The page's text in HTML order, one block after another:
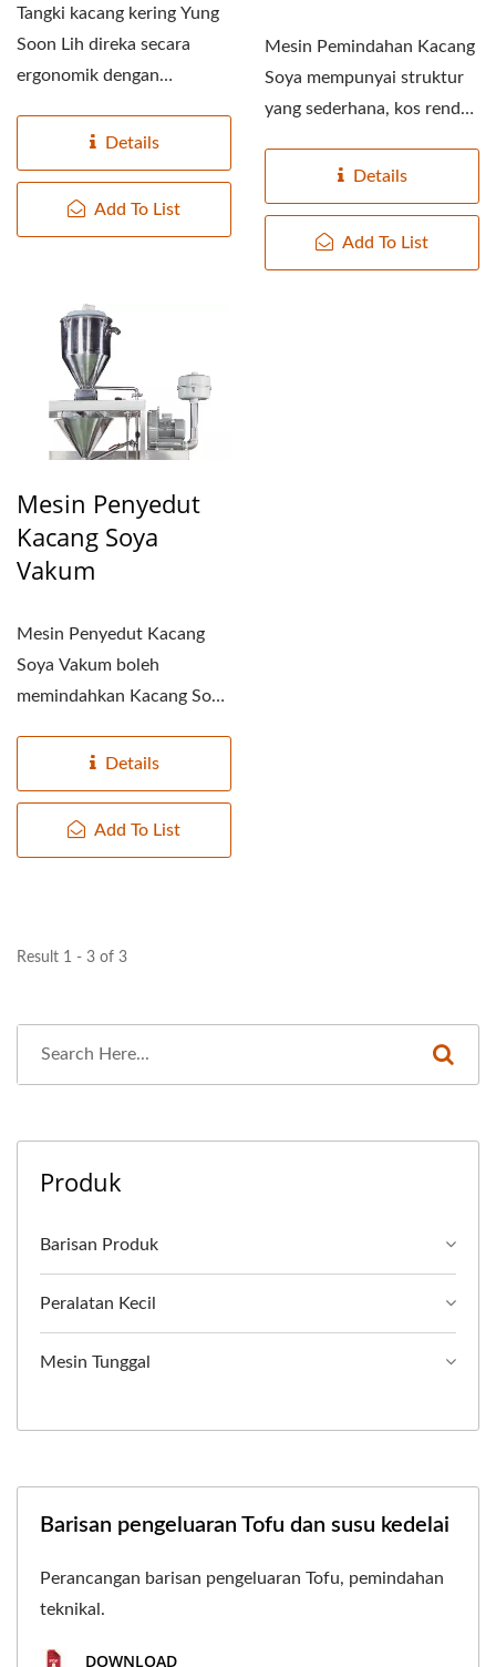
Tangki kacang kering Yung
Soon Lih direka secara
ergonomik dengan
Details
Add To List
Mesin Pemindahan Kacang
Soya mempunyai struktur
yang sederhana, kos rendah
Details
Add To List
Mesin Penyedut
Kacang Soya
Vakum
Mesin Penyedut Kacang
Soya Vakum boleh
memindahkan Kacang Soya
ke proses...
Details
Add To List
Result 1 - 3 of 3
Produk
Barisan Produk
Peralatan Kecil
Mesin Tunggal
Barisan pengeluaran Tofu dan susu kedelai
Perancangan barisan pengeluaran Tofu, pemindahan
teknikal.
DOWNLOAD